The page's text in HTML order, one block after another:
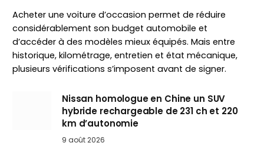
Acheter une voiture d’occasion permet de réduire
considérablement son budget automobile et
d’accéder à des modèles mieux équipés. Mais entre
historique, kilométrage, entretien et état mécanique,
plusieurs vérifications s’imposent avant de signer.
Nissan homologue en Chine un SUV
hybride rechargeable de 231 ch et 220
km d’autonomie
9 août 2026